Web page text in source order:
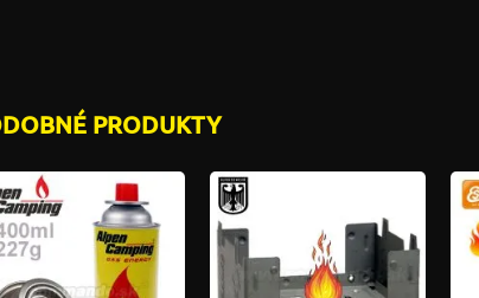
PRODUKTY